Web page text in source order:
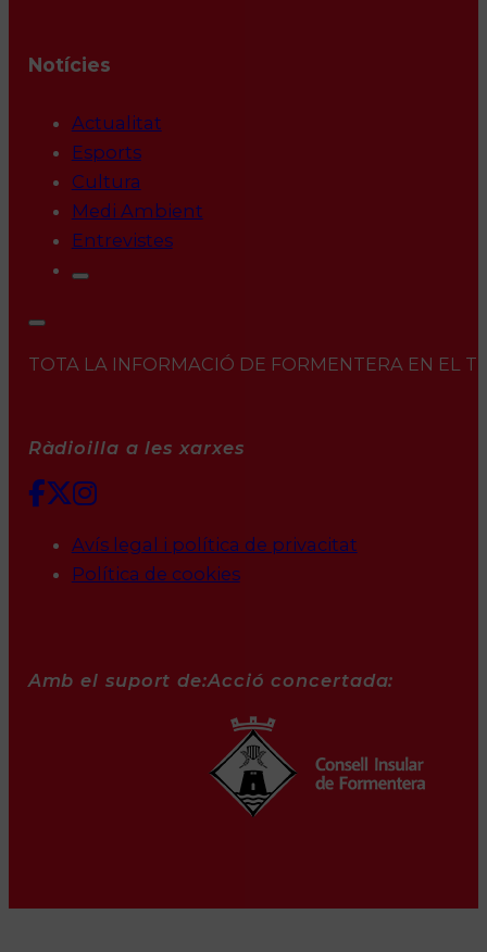
Notícies
Actualitat
Esports
Cultura
Medi Ambient
Entrevistes
TOTA LA INFORMACIÓ DE FORMENTERA EN EL
Ràdioilla a les xarxes
Avís legal i política de privacitat
Política de cookies
Amb el suport de:Acció concertada: